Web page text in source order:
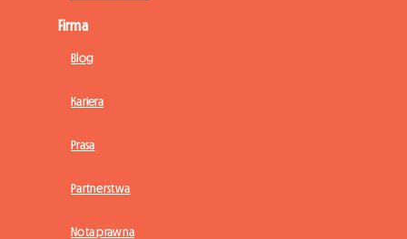
Firma
Blog
Kariera
Prasa
Partnerstwa
Nota prawna